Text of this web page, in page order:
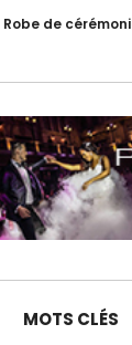
Robe de
MOTS CLÉS